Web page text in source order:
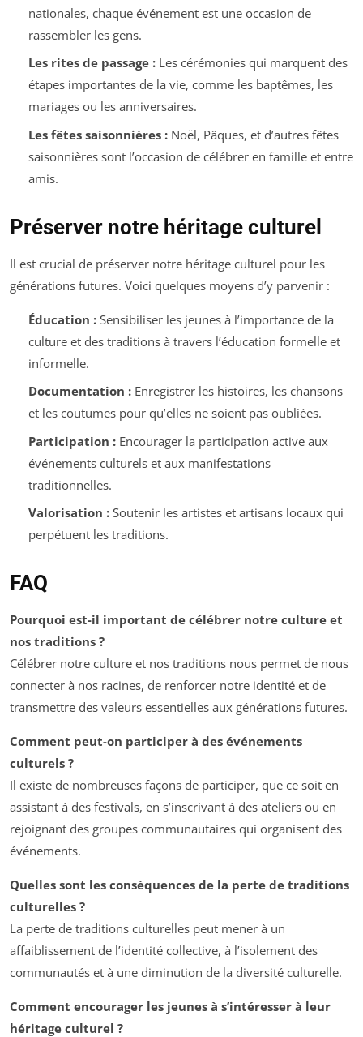
nationales, chaque événement est une occasion de
rassembler les gens.
Les rites de passage :Les cérémonies qui marquent des
étapes importantes de la vie, comme les baptêmes, les
mariages ou les anniversaires.
Les fêtes saisonnières :Noël, Pâques, et d’autres fêtes
saisonnières sont l’occasion de célébrer en famille et entre
amis.
Préserver notre héritage culturel
Il est crucial de préserver notre héritage culturel pour les
générations futures. Voici quelques moyens d’y parvenir :
Éducation :Sensibiliser les jeunes à l’importance de la
culture et des traditions à travers l’éducation formelle et
informelle.
Documentation :Enregistrer les histoires, les chansons
et les coutumes pour qu’elles ne soient pas oubliées.
Participation :Encourager la participation active aux
événements culturels et aux manifestations
traditionnelles.
Valorisation :Soutenir les artistes et artisans locaux qui
perpétuent les traditions.
FAQ
Pourquoi est-il important de célébrer notre culture et
nos traditions ?
Célébrer notre culture et nos traditions nous permet de nous
connecter à nos racines, de renforcer notre identité et de
transmettre des valeurs essentielles aux générations futures.
Comment peut-on participer à des événements
culturels ?
Il existe de nombreuses façons de participer, que ce soit en
assistant à des festivals, en s’inscrivant à des ateliers ou en
rejoignant des groupes communautaires qui organisent des
événements.
Quelles sont les conséquences de la perte de traditions
culturelles ?
La perte de traditions culturelles peut mener à un
affaiblissement de l’identité collective, à l’isolement des
communautés et à une diminution de la diversité culturelle.
Comment encourager les jeunes à s’intéresser à leur
héritage culturel ?